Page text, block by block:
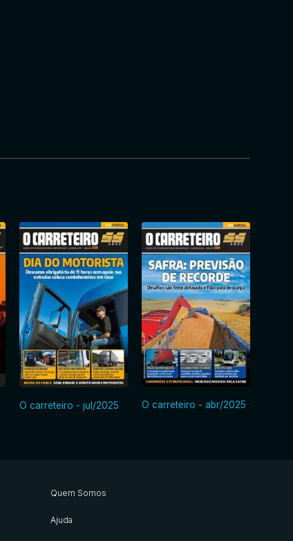
O carreteiro - jul/2025 O carreteiro - abr/2025
Quem Somos
Ajuda